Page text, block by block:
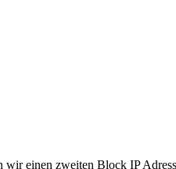
wir einen zweiten Block IP